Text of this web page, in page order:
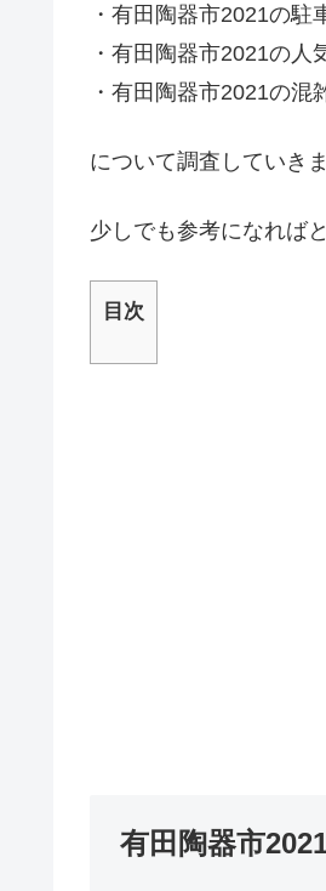
・有田陶器市2021の駐
・有田陶器市2021の人
・有田陶器市2021の混
について調査していきま
少しでも参考になれば
目次
有田陶器市